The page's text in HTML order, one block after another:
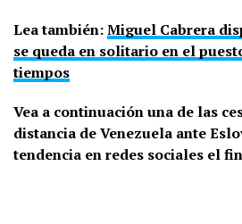
Lea también:Miguel Cabrera
se queda en solitario en el
tiempos
Vea a continuación una de las
distancia de Venezuela ante
tendencia en redes sociales el